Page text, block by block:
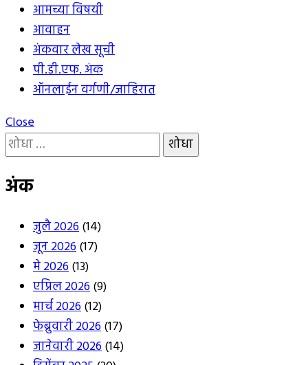
आमच्या विषयी
आवाहन
अंकवार लेख सूची
पी.डी.एफ. अंक
ऑनलाईन वर्गणी/जाहिरात
Close
यांचा
शोध
घ्या
अंक
जुलै 2026(14)
जून 2026(17)
मे 2026(13)
एप्रिल 2026(9)
मार्च 2026(12)
फेब्रुवारी 2026(17)
जानेवारी 2026(14)